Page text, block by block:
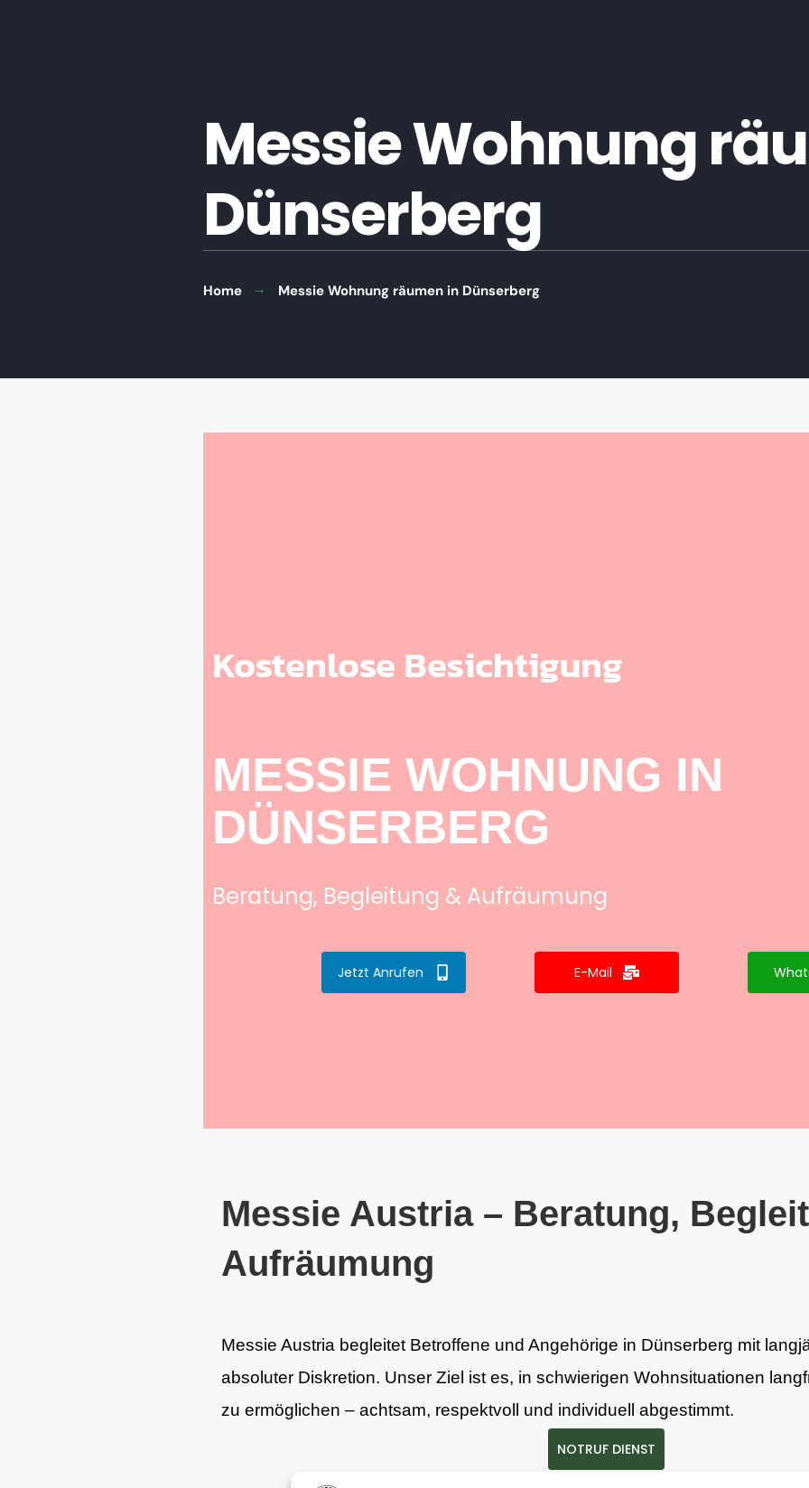
Messie Wohnung
Dünserberg
Home Messie Wohnung räumen in Dünserberg
Kostenlose Besichtigung
MESSIE WOHNUNG IN
DÜNSERBERG
Beratung, Begleitung & Aufräumung
Jetzt Anrufen E-Mail
Messie Austria – Beratung,
Aufräumung
Messie Austria begleitet Betroffene und Angehörige in Dünserberg mit
absoluter Diskretion. Unser Ziel ist es, in schwierigen Wohnsituationen
zu ermöglichen – achtsam, respektvoll und individuell abgestimmt.
NOTRUF DIENST